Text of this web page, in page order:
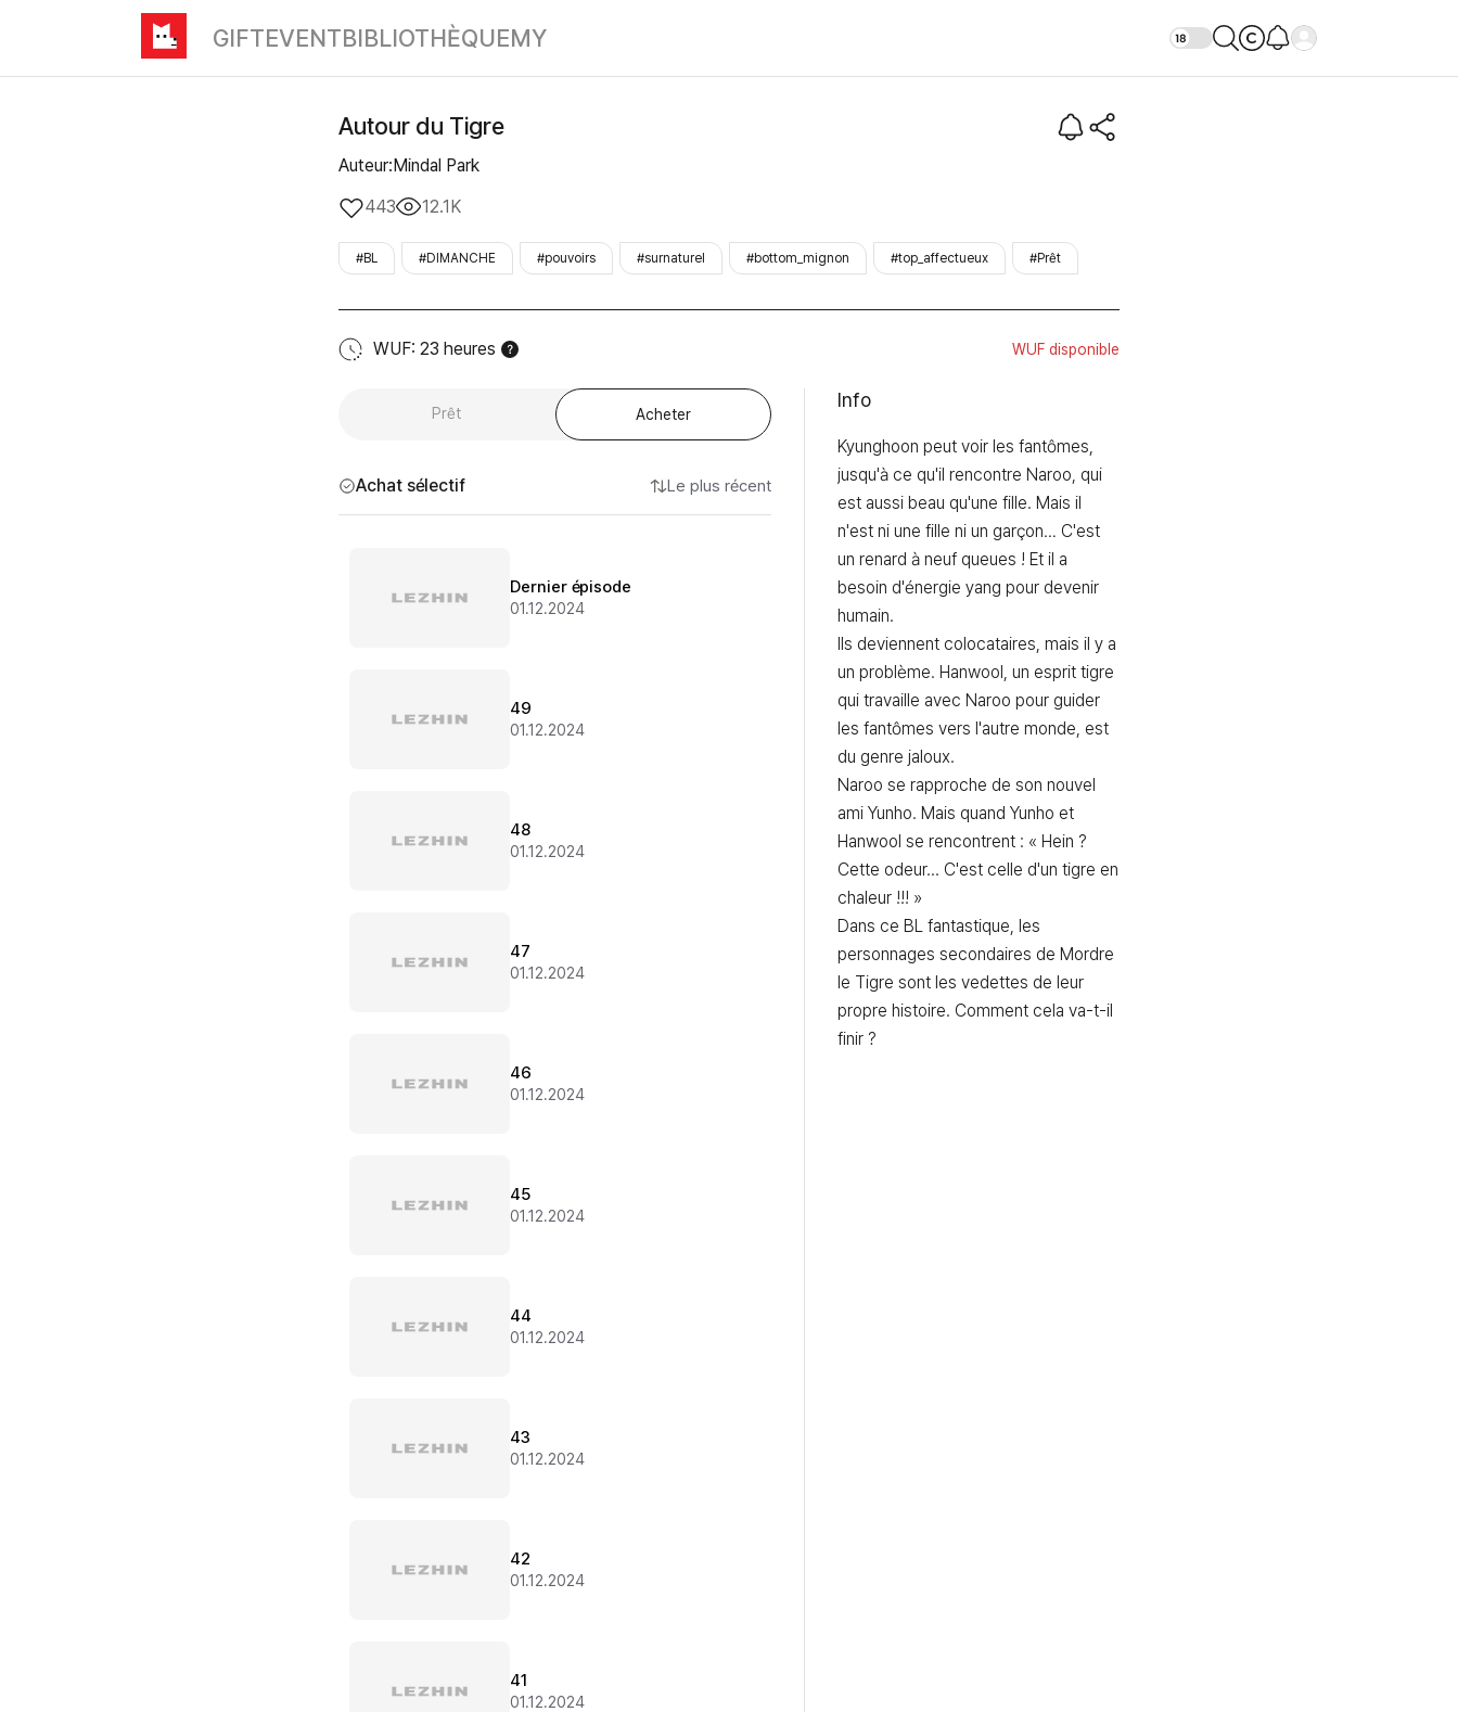
GIFTEVENTBIBLIOTHÈQUEMY
Autour du Tigre
Auteur:Mindal Park
443
12.1K
#BL #DIMANCHE #pouvoirs #surnaturel #bottom_mignon #top_affectueux #Prêt
WUF: 23 heures WUF disponible
Prêt Acheter
Achat sélectif Le plus récent
Dernier épisode
01.12.2024
49
01.12.2024
48
01.12.2024
47
01.12.2024
46
01.12.2024
45
01.12.2024
44
01.12.2024
43
01.12.2024
42
01.12.2024
41
01.12.2024
Info
Kyunghoon peut voir les fantômes,
jusqu'à ce qu'il rencontre Naroo, qui
est aussi beau qu'une fille. Mais il
n'est ni une fille ni un garçon… C'est
un renard à neuf queues ! Et il a
besoin d'énergie yang pour devenir
humain.
Ils deviennent colocataires, mais il y a
un problème. Hanwool, un esprit tigre
qui travaille avec Naroo pour guider
les fantômes vers l'autre monde, est
du genre jaloux.
Naroo se rapproche de son nouvel
ami Yunho. Mais quand Yunho et
Hanwool se rencontrent : « Hein ?
Cette odeur... C'est celle d'un tigre en
chaleur !!! »
Dans ce BL fantastique, les
personnages secondaires de Mordre
le Tigre sont les vedettes de leur
propre histoire. Comment cela va-t-il
finir ?